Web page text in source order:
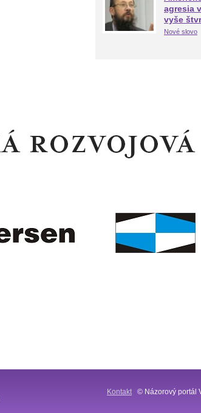
agresia
vyše
Nové slovo
Kontakt © Názorový portál